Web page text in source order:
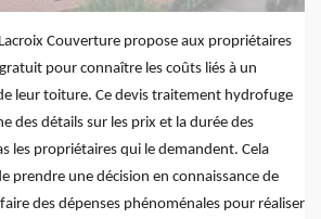
Couverture propose aux propriétaires
pour connaître les coûts liés à un
leur toiture. Ce devis traitement hydrofuge
des détails sur les prix et la durée des
les propriétaires qui le demandent. Cela
prendre une décision en connaissance de
des dépenses phénoménales pour réaliser